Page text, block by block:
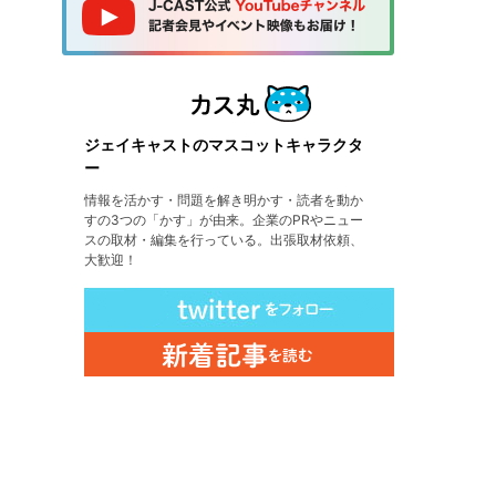
ジェイキャストのマスコットキャラクタ
ー
情報を活かす・問題を解き明かす・読者を動か
すの3つの「かす」が由来。企業のPRやニュー
スの取材・編集を行っている。出張取材依頼、
大歓迎！